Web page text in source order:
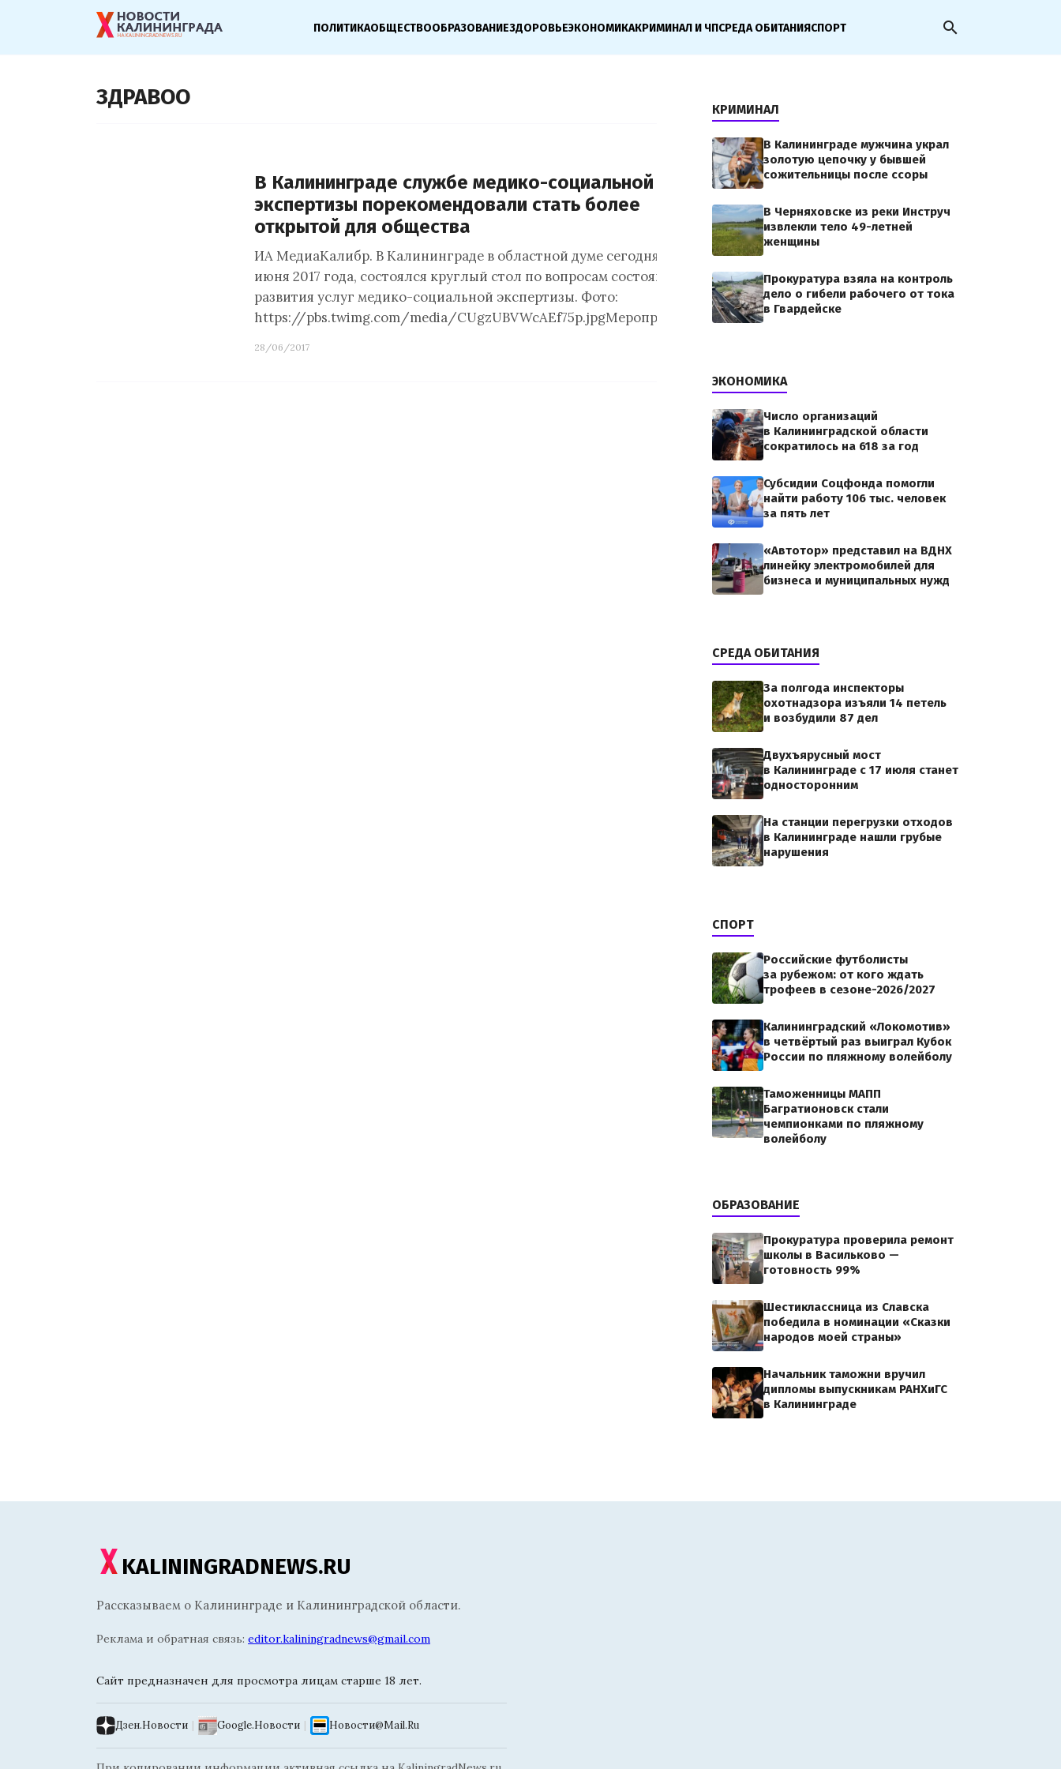
ПОЛИТИКАОБЩЕСТВООБРАЗОВАНИЕЗДОРОВЬЕЭКОНОМИКАКРИМИНАЛ И ЧПСРЕДА ОБИТАНИЯСПОРТ search
ЗДРАВОО
В Калининграде службе медико-социальной
экспертизы порекомендовали стать более
открытой для общества
ИА МедиаКалибр. В Калининграде в областной думе сегодня, 27
июня 2017 года, состоялся круглый стол по вопросам состояния и
развития услуг медико-социальной экспертизы. Фото:
https://pbs.twimg.com/media/CUgzUBVWcAEf75p.jpgМероприятие…
28/06/2017
КРИМИНАЛ
В Калининграде мужчина украл
золотую цепочку у бывшей
сожительницы после ссоры
В Черняховске из реки Инструч
извлекли тело 49-летней
женщины
Прокуратура взяла на контроль
дело о гибели рабочего от тока
в Гвардейске
ЭКОНОМИКА
Число организаций
в Калининградской области
сократилось на 618 за год
Субсидии Соцфонда помогли
найти работу 106 тыс. человек
за пять лет
«Автотор» представил на ВДНХ
линейку электромобилей для
бизнеса и муниципальных нужд
СРЕДА ОБИТАНИЯ
За полгода инспекторы
охотнадзора изъяли 14 петель
и возбудили 87 дел
Двухъярусный мост
в Калининграде с 17 июля станет
односторонним
На станции перегрузки отходов
в Калининграде нашли грубые
нарушения
СПОРТ
Российские футболисты
за рубежом: от кого ждать
трофеев в сезоне-2026/2027
Калининградский «Локомотив»
в четвёртый раз выиграл Кубок
России по пляжному волейболу
Таможенницы МАПП
Багратионовск стали
чемпионками по пляжному
волейболу
ОБРАЗОВАНИЕ
Прокуратура проверила ремонт
школы в Васильково —
готовность 99%
Шестиклассница из Славска
победила в номинации «Сказки
народов моей страны»
Начальник таможни вручил
дипломы выпускникам РАНХиГС
в Калининграде
KALININGRADNEWS.RU
Рассказываем о Калининграде и Калининградской области.
Реклама и обратная связь: editor.kaliningradnews@gmail.com
Сайт предназначен для просмотра лицам старше 18 лет.
Дзен.Новости | Google.Новости | Новости@Mail.Ru